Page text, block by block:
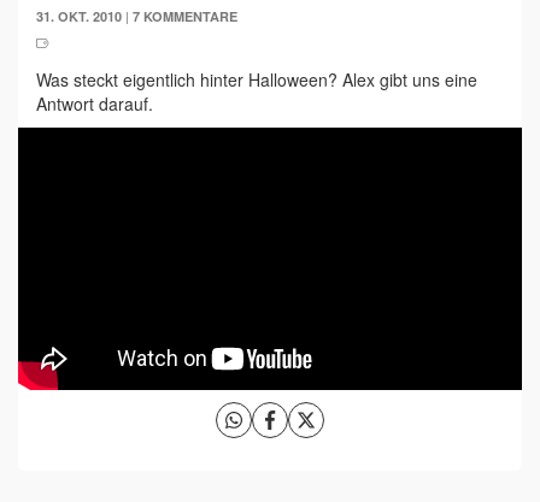
31. OKT. 2010 | 7 KOMMENTARE
Was steckt eigentlich hinter Halloween? Alex gibt uns eine
Antwort darauf.